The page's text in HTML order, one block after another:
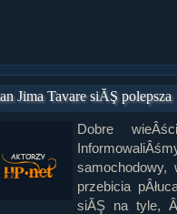
Jima Tavare siĂŞ polepsza
Dobre
samochodowy,
przebicia
siĂŞ na tyle,